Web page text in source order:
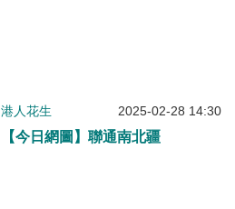
港人花生 2025-02-28 14:30
【今日網圖】聯通南北疆